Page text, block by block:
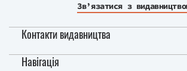
Зв’язатися з
Контакти видавництва
Навігація